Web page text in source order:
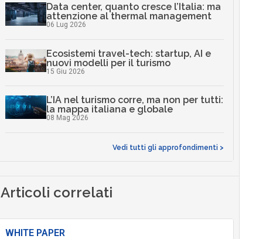
Data center, quanto cresce l’Italia: ma
attenzione al thermal management
06 Lug 2026
Ecosistemi travel-tech: startup, AI e
nuovi modelli per il turismo
15 Giu 2026
L’IA nel turismo corre, ma non per tutti:
la mappa italiana e globale
08 Mag 2026
Vedi tutti gli approfondimenti >
Articoli correlati
WHITE PAPER